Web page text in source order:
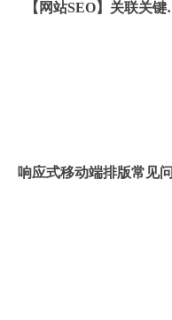
【网站SEO】关联关键
响应式移动端排版常见